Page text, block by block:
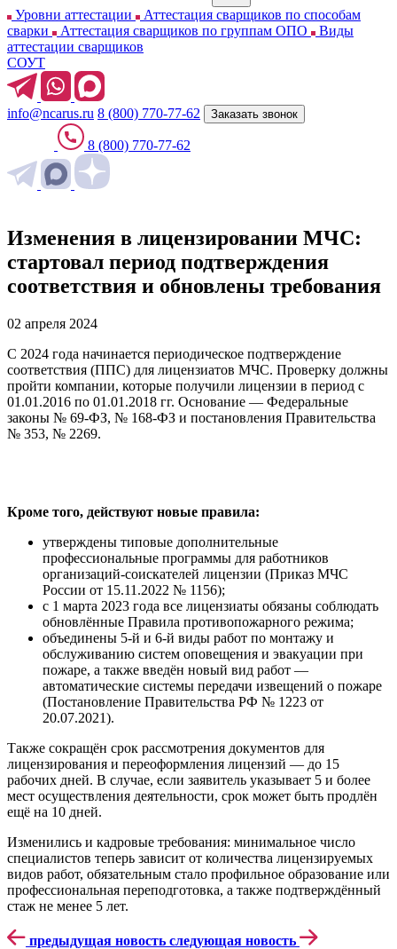
Уровни аттестации
Аттестация сварщиков по способам
сварки
Аттестация сварщиков по группам ОПО
Виды
аттестации сварщиков
СОУТ
info@ncarus.ru 8 (800) 770-77-62 Заказать звонок
8 (800) 770-77-62
Изменения в лицензировании МЧС:
стартовал период подтверждения
соответствия и обновлены требования
02 апреля 2024
С 2024 года начинается периодическое подтверждение
соответствия (ППС) для лицензиатов МЧС. Проверку должны
пройти компании, которые получили лицензии в период с
01.01.2016 по 01.01.2018 гг. Основание — Федеральные
законы № 69-ФЗ, № 168-ФЗ и постановления Правительства
№ 353, № 2269.
Кроме того, действуют новые правила:
утверждены типовые дополнительные
профессиональные программы для работников
организаций-соискателей лицензии (Приказ МЧС
России от 15.11.2022 № 1156);
с 1 марта 2023 года все лицензиаты обязаны соблюдать
обновлённые Правила противопожарного режима;
объединены 5-й и 6-й виды работ по монтажу и
обслуживанию систем оповещения и эвакуации при
пожаре, а также введён новый вид работ —
автоматические системы передачи извещений о пожаре
(Постановление Правительства РФ № 1223 от
20.07.2021).
Также сокращён срок рассмотрения документов для
лицензирования и переоформления лицензий — до 15
рабочих дней. В случае, если заявитель указывает 5 и более
мест осуществления деятельности, срок может быть продлён
ещё на 10 дней.
Изменились и кадровые требования: минимальное число
специалистов теперь зависит от количества лицензируемых
видов работ, обязательным стало профильное образование или
профессиональная переподготовка, а также подтверждённый
стаж не менее 5 лет.
предыдущая новость следующая новость